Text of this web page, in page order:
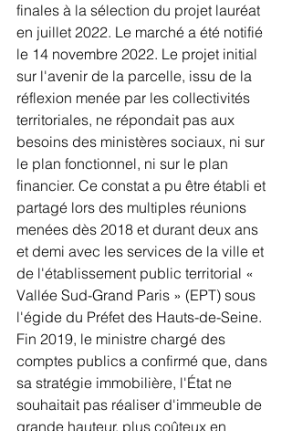
finales à la sélection du projet lauréat
en juillet 2022. Le marché a été notifié
le 14 novembre 2022. Le projet initial
sur l'avenir de la parcelle, issu de la
réflexion menée par les collectivités
territoriales, ne répondait pas aux
besoins des ministères sociaux, ni sur
le plan fonctionnel, ni sur le plan
financier. Ce constat a pu être établi et
partagé lors des multiples réunions
menées dès 2018 et durant deux ans
et demi avec les services de la ville et
de l'établissement public territorial «
Vallée Sud-Grand Paris » (EPT) sous
l'égide du Préfet des Hauts-de-Seine.
Fin 2019, le ministre chargé des
comptes publics a confirmé que, dans
sa stratégie immobilière, l'État ne
souhaitait pas réaliser d'immeuble de
grande hauteur, plus coûteux en